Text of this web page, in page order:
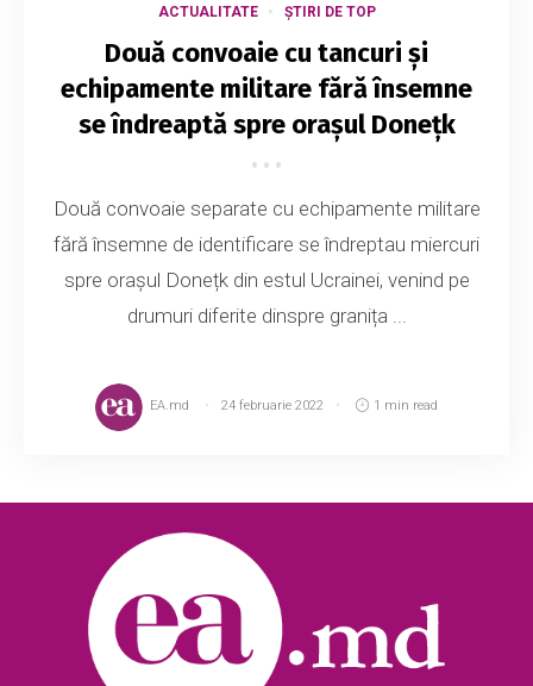
ACTUALITATE ȘTIRI DE TOP
Două convoaie cu tancuri și
echipamente militare fără însemne
se îndreaptă spre orașul Donețk
Două convoaie separate cu echipamente militare
fără însemne de identificare se îndreptau miercuri
spre orașul Donețk din estul Ucrainei, venind pe
drumuri diferite dinspre granița ...
EA.md 24 februarie 2022 1 min read